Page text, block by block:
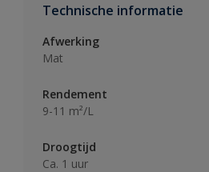
Technische informatie
Afwerking
Mat
Rendement
9-11 m²/L
Droogtijd
Ca. 1 uur